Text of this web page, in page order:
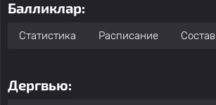
Балликлар:
Статистика Расписание Состав
Дергвью: